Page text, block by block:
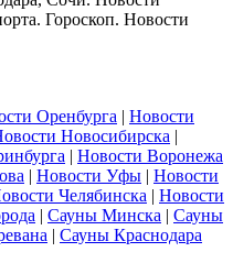
Гороскоп. Новости
Оренбурга | Новости
Новосибирска |
| Новости Воронежа
| Новости Уфы | Новости
Челябинска | Новости
| Сауны Минска | Сауны
| Сауны Краснодара